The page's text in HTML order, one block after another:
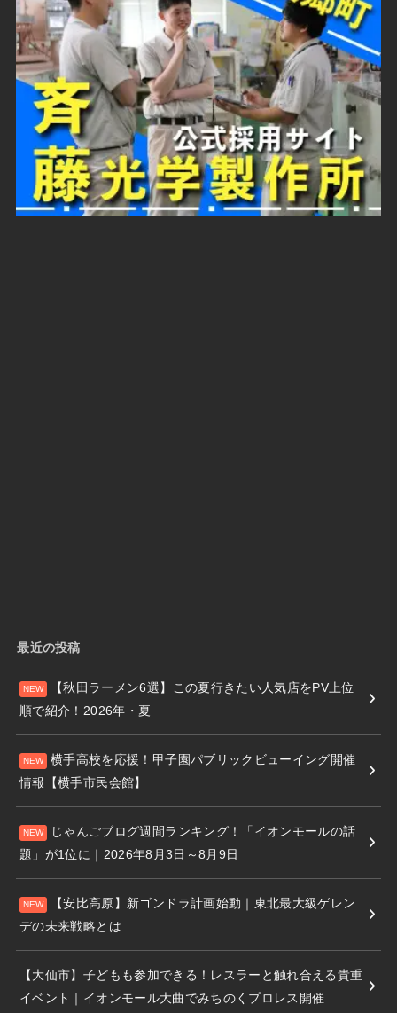
最近の投稿
【秋田ラーメン6選】この夏行きたい人気店をPV上位
順で紹介！2026年・夏
横手高校を応援！甲子園パブリックビューイング開催
情報【横手市民会館】
じゃんごブログ週間ランキング！「イオンモールの話
題」が1位に｜2026年8月3日～8月9日
【安比高原】新ゴンドラ計画始動｜東北最大級ゲレン
デの未来戦略とは
【大仙市】子どもも参加できる！レスラーと触れ合える貴重
イベント｜イオンモール大曲でみちのくプロレス開催